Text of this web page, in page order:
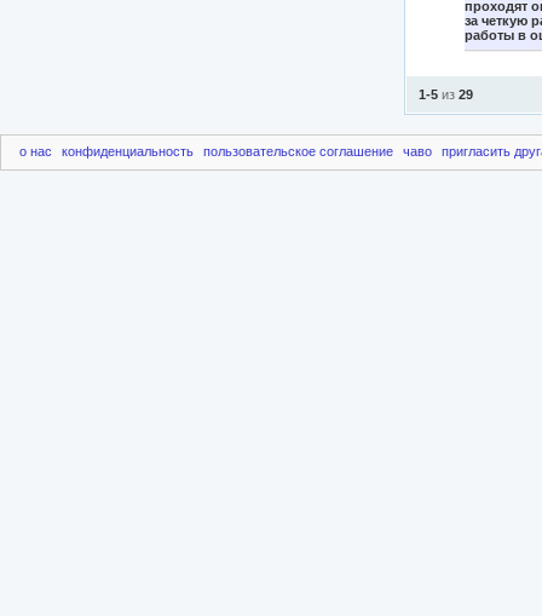
проходят
за четкую
работы в
1-5 из 29
о нас конфиденциальность пользовательское соглашение чаво пригласить